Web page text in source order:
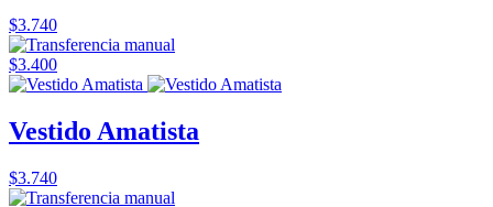
$3.740
$3.400
Vestido Amatista
$3.740